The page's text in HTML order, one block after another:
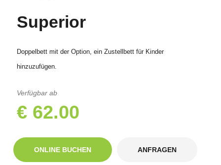
Superior
Doppelbett mit der Option, ein Zustellbett für Kinder
hinzuzufügen.
Verfügbar ab
€ 62.00
ONLINE BUCHEN ANFRAGEN